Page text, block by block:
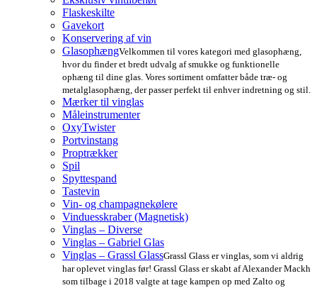
Flaskeskilte
Gavekort
Konservering af vin
GlasophængVelkommen til vores kategori med glasophæng,
hvor du finder et bredt udvalg af smukke og funktionelle
ophæng til dine glas. Vores sortiment omfatter både træ- og
metalglasophæng, der passer perfekt til enhver indretning og stil.
Mærker til vinglas
Måleinstrumenter
OxyTwister
Portvinstang
Proptrækker
Spil
Spyttespand
Tastevin
Vin- og champagnekølere
Vinduesskraber (Magnetisk)
Vinglas – Diverse
Vinglas – Gabriel Glas
Vinglas – Grassl GlassGrassl Glass er vinglas, som vi aldrig
har oplevet vinglas før! Grassl Glass er skabt af Alexander Mackh
som tilbage i 2018 valgte at tage kampen op med Zalto og